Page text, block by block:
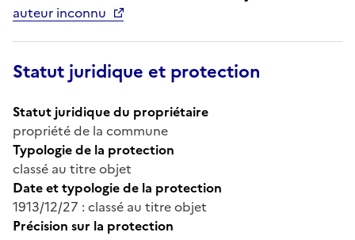
auteur inconnu
Statut juridique et protection
Statut juridique du propriétaire
propriété de la commune
Typologie de la protection
classé au titre objet
Date et typologie de la protection
1913/12/27 : classé au titre objet
Précision sur la protection